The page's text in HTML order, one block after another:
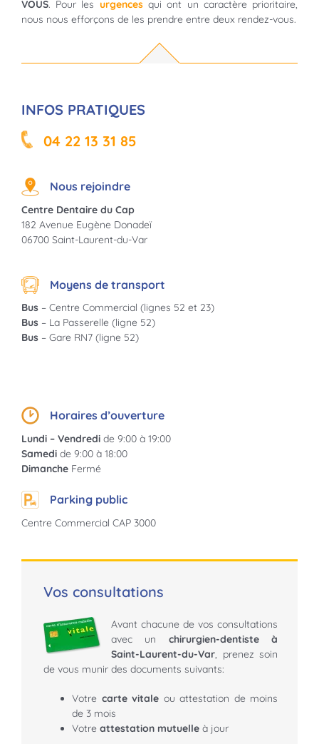
VOUS. Pour les urgencesqui ont un caractère prioritaire,
nous nous efforçons de les prendre entre deux rendez-vous.
INFOS PRATIQUES
04 22 13 31 85
Nous rejoindre
Centre Dentaire du Cap
182 Avenue Eugène Donadeï
06700 Saint-Laurent-du-Var
Moyens de transport
Bus– Centre Commercial (lignes 52 et 23)
Bus– La Passerelle (ligne 52)
Bus– Gare RN7 (ligne 52)
Horaires d’ouverture
Lundi – Vendredide 9:00à 19:00
Samedide 9:00à 18:00
DimancheFermé
Parking public
Centre Commercial CAP 3000
Vos consultations
Avant chacune de vos consultations
avec un chirurgien-dentiste à
Saint-Laurent-du-Var, prenez soin
de vous munir des documents suivants:
Votre carte vitale ou attestation de moins
de 3 mois
Votre attestation mutuelleà jour